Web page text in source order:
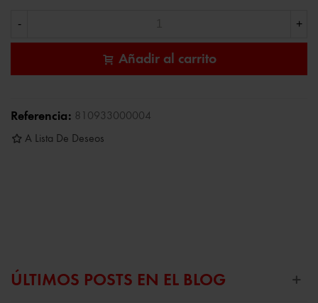
- +
Añadir al carrito
Referencia: 810933000004
A Lista De Deseos
ÚLTIMOS POSTS EN EL BLOG